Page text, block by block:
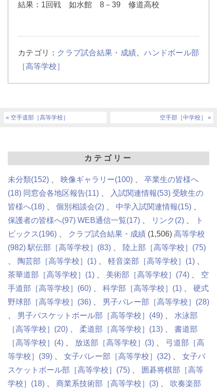
結果：1回戦 如水館 8－39 修道高校
カテゴリ： クラブ試合結果・成績 、ハンドボール部
［高等学校］
空手道部［高等学校］ 空手部［中学校］
カテゴリー
未分類(152) 映像ギャラリー(100)
卒業生の皆様へ
(18) 同窓会各地区報告(11) 入試関連情報(53) 受験生の
皆様へ(18) 個別相談会(2) 中学入試関連情報(15)
保護者の皆様へ(97) WEB通信一覧(17) リンク (2)
ト
ピックス (196) クラブ試合結果・成績 (1,506) 高等学校
(982) 駅伝部［高等学校］ (83) 陸上部［高等学校］ (75)
陶芸部［高等学校］ (1) 軽音楽部［高等学校］ (1)
茶華道部［高等学校］ (1) 美術部［高等学校］ (74)
空
手道部［高等学校］ (60) 科学部［高等学校］ (1)
硬式
野球部［高等学校］ (36) 男子バレー部［高等学校］ (28)
男子バスケットボール部［高等学校］ (49)
水泳部
［高等学校］ (20) 柔道部［高等学校］ (13)
書道部
［高等学校］ (4) 放送部［高等学校］ (3)
弓道部［高
等学校］ (39) 女子バレー部［高等学校］ (32)
女子バ
スケットボール部［高等学校］ (75)
囲碁将棋部［高等
学校］ (18) 商業系技術部［高等学校］ (3)
吹奏楽部